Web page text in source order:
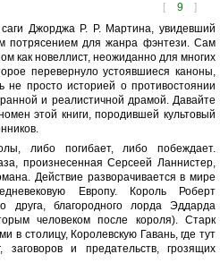
[ 9 ]
Джорджа Р. Р. Мартина, увидевший
потрясением для жанра фэнтези. Сам
как новеллист, неожиданно для многих
перевернуло устоявшиеся каноны,
не просто историей о противостоянии
и реалистичной драмой. Давайте
этой книги, породившей культовый
либо погибает, либо побеждает.
произнесенная Серсеей Ланнистер,
Действие разворачивается в мире
Европу. Король Роберт
друга, благородного лорда Эддарда
человеком после короля). Старк
в столицу, Королевскую Гавань, где тут
и предательств, грозящих